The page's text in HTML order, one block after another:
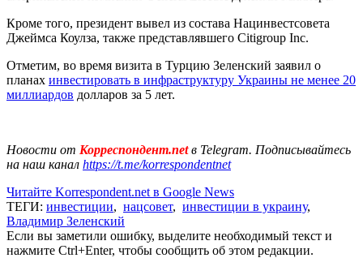
Кроме того, президент вывел из состава Нацинвестсовета
Джеймса Коулза, также представлявшего Citigroup Inc.
Отметим, во время визита в Турцию Зеленский заявил о
планах инвестировать в инфраструктуру Украины не менее 20
миллиардов долларов за 5 лет.
Новости от Корреспондент.netв Telegram. Подписывайтесь
на наш канал https://t.me/korrespondentnet
Читайте Korrespondent.net в Google News
ТЕГИ: инвестиции, нацсовет, инвестиции в украину,
Владимир Зеленский
Если вы заметили ошибку, выделите необходимый текст и
нажмите Ctrl+Enter, чтобы сообщить об этом редакции.